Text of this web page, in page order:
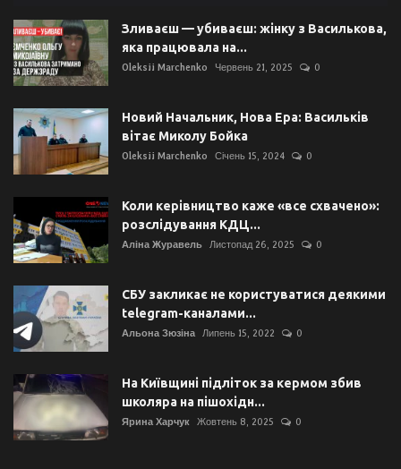
Зливаєш — убиваєш: жінку з Василькова,
яка працювала на...
Oleksii Marchenko Червень 21, 2025 0
Новий Начальник, Нова Ера: Васильків
вітає Миколу Бойка
Oleksii Marchenko Січень 15, 2024 0
Коли керівництво каже «все схвачено»:
розслідування КДЦ...
Аліна Журавель Листопад 26, 2025 0
СБУ закликає не користуватися деякими
telegram-каналами...
Альона Зюзіна Липень 15, 2022 0
На Київщині підліток за кермом збив
школяра на пішохідн...
Ярина Харчук Жовтень 8, 2025 0